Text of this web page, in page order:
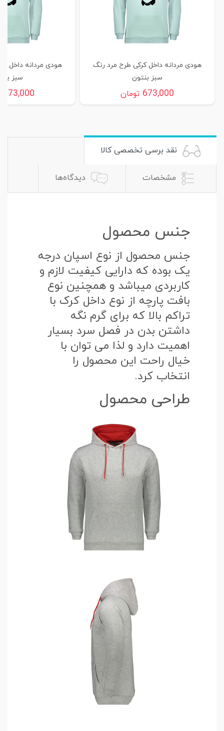
هودی مردانه داخل کرکی طرح مرد رنگ
سبز بنتون
673,000 تومان
هودی مردانه داخل
سبز
673,000
نقد برسی تخصصی کالا
مشخصات دیدگاه‌ها
جنس محصول
جنس محصول از نوع اسپان درجه
یک بوده که دارایی کیفیت لازم و
کاربردی میباشد و همچنین نوع
بافت پارچه از نوع داخل کرک با
تراکم بالا که برای گرم نگه
داشتن بدن در فصل سرد بسیار
اهمیت دارد و لذا می توان با
خیال راحت این محصول را
انتخاب کرد.
طراحی محصول